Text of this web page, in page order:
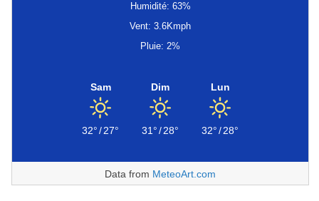
Humidité: 63%
Vent: 3.6Kmph
Pluie: 2%
Sam
32°/27°
Dim
31°/28°
Lun
32°/28°
Data from MeteoArt.com